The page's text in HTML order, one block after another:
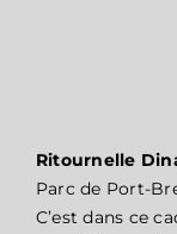
Ritournelle
Parc de Port-
C’est dans ce